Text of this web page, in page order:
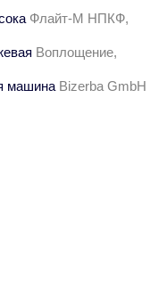
Флайт-М НПКФ,
Воплощение,
машина Bizerba GmbH